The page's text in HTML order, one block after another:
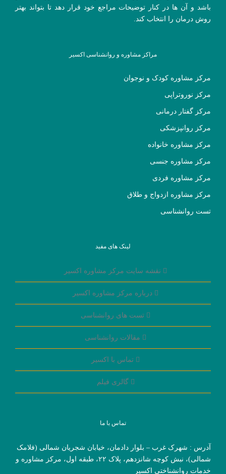
باشد و آن ها در کنار توضیحات مراجع خود قرار دهد تا بتواند بهتر
روش درمان را انتخاب کند.
مراکز مشاوره و روانشناسی اکسیر
مرکز مشاوره کودک و نوجوان
مرکز نوروتراپی
مرکز گفتار درمانی
مرکز روانپزشکی
مرکز مشاوره خانواده
مرکز مشاوره جنسی
مرکز مشاوره فردی
مرکز مشاوره ازدواج و طلاق
تست روانشناسی
لینک های مفید
نقشه سایت مرکز مشاوره اکسیر
درباره مرکز مشاوره اکسیر
تست های روانشناسی
مقالات روانشناسی
تماس با اکسیر
گالری فیلم
تماس با ما
آدرس : شهرک غرب – بلوار دادمان، خیابان شجریان شمالی (فلامک
شمالی)، نبش کوچه شانزدهم، پلاک ۲۲، طبقه اول، مرکز مشاوره و
خدمات روانشناختی اکسیر